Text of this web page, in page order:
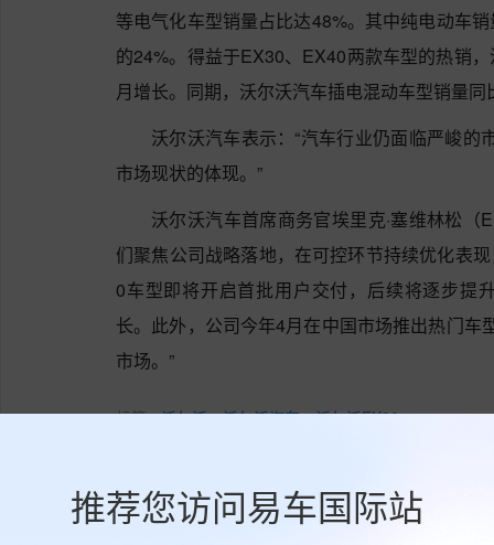
推荐您访问易车国际站
等电气化车型销量占比达48%。其中纯电动车
的24%。得益于EX30、EX40两款车型的热销
月增长。同期，沃尔沃汽车插电混动车型销量同
沃尔沃汽车表示：“汽车行业仍面临严峻
市场现状的体现。”
沃尔沃汽车首席商务官埃里克·塞维林松（
们聚焦公司战略落地，在可控环节持续优化表
0车型即将开启首批用户交付，后续将逐步提
长。此外，公司今年4月在中国市场推出热门
市场。”
标签: 沃尔沃 沃尔沃汽车
沃尔沃EX30